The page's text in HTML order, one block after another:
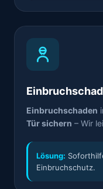
Einbruchschaden
Tür sichern – Wir
Lösung:
Einbruchschutz.